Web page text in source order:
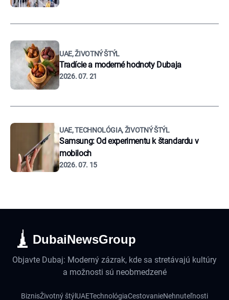
UAE, ŽIVOTNÝ ŠTÝL
Tradície a moderné hodnoty Dubaja
2026. 07. 21
UAE, TECHNOLÓGIA, ŽIVOTNÝ ŠTÝL
Samsung: Od experimentu k štandardu v
mobiloch
2026. 07. 15
DubaiNewsGroup
Objavte Dubaj: Moderný zázrak, kde sa stretávajú kultúry
a možnosti sú neobmedzené
BiznisŽivotný štýl UAETechnológiaCestovanieNehnuteľnosti